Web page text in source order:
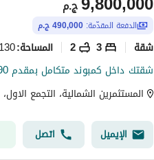
ج.م
الدفعة المقدّمة: 490,000 ج.م
شقة 3
2 المساحة:130 متر مربع
شقتك داخل كمبوند متكامل بمقدم 490 ألف فقط
المستثمرين الشمالية، التجمع
الإيميل اتصل